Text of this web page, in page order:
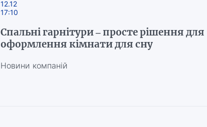
12.12
17:10
Спальні гарнітури – просте рішення для
оформлення кімнати для сну
Новини компаній